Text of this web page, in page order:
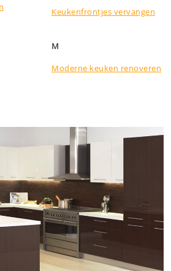
Keukenfrontjes vervangen
M
Moderne keuken renoveren